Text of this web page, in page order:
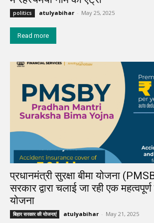
politics atulyabihar - May 25, 2025
Read more
प्रधानमंत्री सुरक्षा बीमा योजना
सरकार द्वारा चलाई जा रही एक
योजना
बिहार सरकार की योजनाएं atulyabihar - May 21, 2025